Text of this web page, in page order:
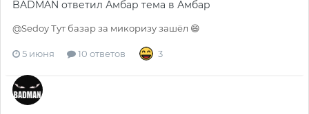
BADMAN ответил Амбар тема в Амбар
@Sedoy Тут базар за микоризу зашёл 😄
5 июня 10 ответов 3